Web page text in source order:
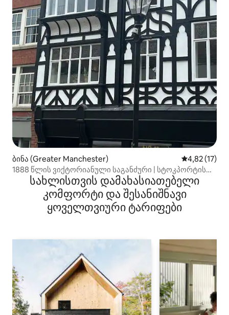
ბინა (Greater Manchester) საშუალო
4,82 (17)
1888 წლის ვიქტორიანული საგანძური | სტოკპორტის
ძველი ქალაქი
სახლისთვის დამახასიათებელი
კომფორტი და შესანიშნავი
ყოველთვიური ტარიფები